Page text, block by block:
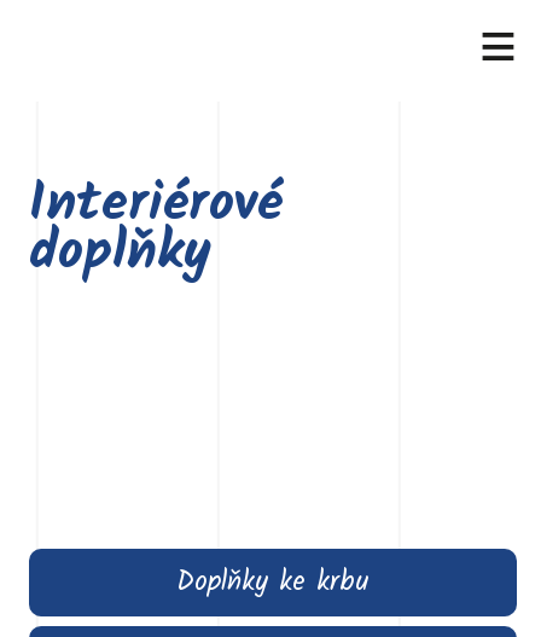
≡
Interiérové
doplňky
Doplňky ke krbu